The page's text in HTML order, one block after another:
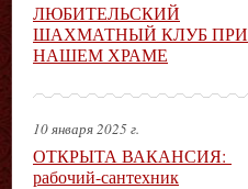
ЛЮБИТЕЛЬСКИЙ
ШАХМАТНЫЙ КЛУБ ПРИ
НАШЕМ ХРАМЕ
10 января 2025 г.
ОТКРЫТА ВАКАНСИЯ:
рабочий-сантехник